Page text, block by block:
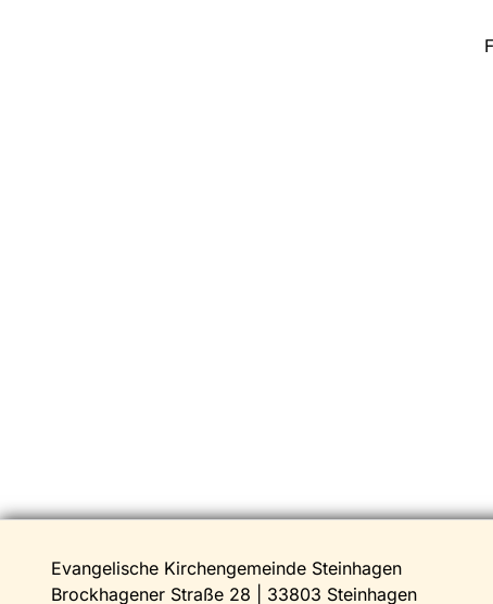
Evangelische Kirchengemeinde Steinhagen
Brockhagener Straße 28 | 33803 Steinhagen